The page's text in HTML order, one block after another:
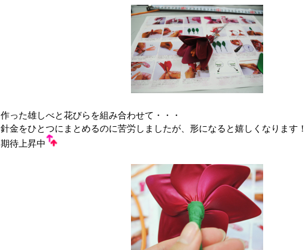
作った雄しべと花びらを組み合わせて・・・
針金をひとつにまとめるのに苦労しましたが、形になると嬉しくなります！
期待上昇中